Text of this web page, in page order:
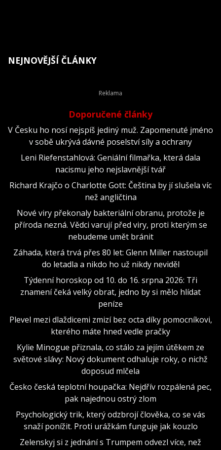
NEJNOVĚJŠÍ ČLÁNKY
Doporučené články
V Česku ho nosí nejspíš jediný muž. Zapomenuté jméno
v sobě ukrývá dávné poselství síly a ochrany
Leni Riefenstahlová: Geniální filmařka, která dala
nacismu jeho nejslavnější tvář
Richard Krajčo o Charlotte Gott: Čeština by jí slušela víc
než angličtina
Nové viry překonaly bakteriální obranu, protože je
příroda nezná. Vědci varují před viry, proti kterým se
nebudeme umět bránit
Záhada, která trvá přes 80 let: Glenn Miller nastoupil
do letadla a nikdo ho už nikdy neviděl
Týdenní horoskop od 10. do 16. srpna 2026: Tři
znamení čeká velký obrat, jedno by si mělo hlídat
peníze
Plevel mezi dlaždicemi zmizí bez octa díky pomocníkovi,
kterého máte hned vedle pračky
Kylie Minogue přiznala, co stálo za jejím útěkem ze
světové slávy: Nový dokument odhaluje roky, o nichž
doposud mlčela
Česko česká teplotní houpačka: Nejdřív rozpálená pec,
pak najednou ostrý zlom
Psychologický trik, který odzbrojí člověka, co se vás
snaží ponížit. Proti urážkám funguje jak kouzlo
Zelenskyj si z jednání s Trumpem odvezl více, než